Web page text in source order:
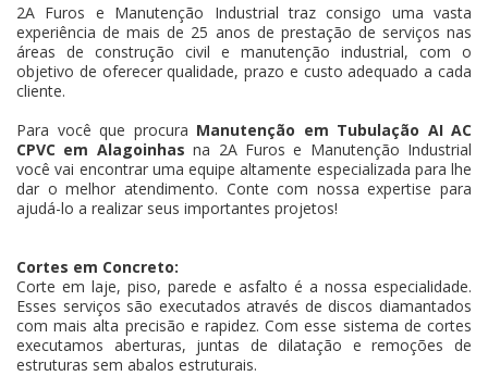
2A Furos e Manutenção Industrial traz consigo uma vasta
experiência de mais de 25 anos de prestação de serviços nas
áreas de construção civil e manutenção industrial, com o
objetivo de oferecer qualidade, prazo e custo adequado a cada
cliente.
Para você que procura Manutenção em Tubulação AI AC
CPVC em Alagoinhas na 2A Furos e Manutenção Industrial
você vai encontrar uma equipe altamente especializada para lhe
dar o melhor atendimento. Conte com nossa expertise para
ajudá-lo a realizar seus importantes projetos!
Cortes em Concreto:
Corte em laje, piso, parede e asfalto é a nossa especialidade.
Esses serviços são executados através de discos diamantados
com mais alta precisão e rapidez. Com esse sistema de cortes
executamos aberturas, juntas de dilatação e remoções de
estruturas sem abalos estruturais.